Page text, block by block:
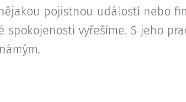
pojistnou událostí nebo
spokojenosti vyřešíme. S jeho